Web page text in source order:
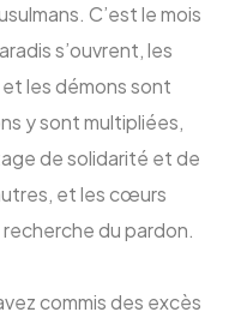
C’est le mois
s’ouvrent, les
les démons sont
y sont multipliées,
de solidarité et de
et les cœurs
du pardon.
commis des excès